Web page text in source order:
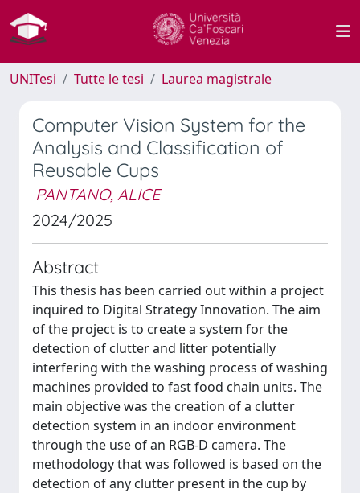
UNITesi Tutte le tesi Laurea magistrale
Computer Vision System for the
Analysis and Classification of
Reusable Cups
PANTANO, ALICE
2024/2025
Abstract
This thesis has been carried out within a project
inquired to Digital Strategy Innovation. The aim
of the project is to create a system for the
detection of clutter and litter potentially
interfering with the washing process of washing
machines provided to fast food chain units. The
main objective was the creation of a clutter
detection system in an indoor environment
through the use of an RGB-D camera. The
methodology that was followed is based on the
detection of any clutter present in the cup by